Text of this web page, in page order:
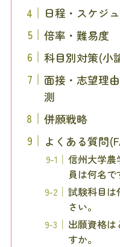
日程・スケジ
倍率・難易度
科目別対策(小
面接・志望理
測
併願戦略
よくある質問
信州大学農
員は何名で
試験科目は
さい。
出願資格
すか。